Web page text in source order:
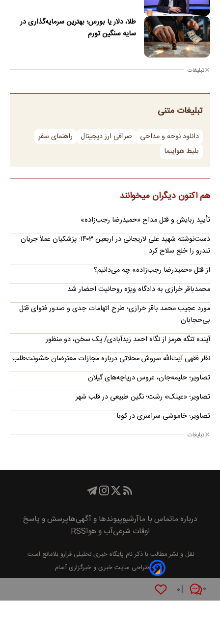
۰ ۰
طلا، دلار یا بورس؛ بهترین سرمایه‌گذاری در
سایه سنگین تورم
تبلیغات
تبلیغات متنی
دانلود نوحه و مداحی صرافی ارز دیجیتال
راهنمای سفر
بلیط هواپیما
هم اکنون دیگران میخوانند
تأیید ربایش و قتل مداح «حمیدرضا رجب‌زاده»
دست‌نوشته شهید علی لاریجانی در اربعین ۱۴۰۳: پزشکیان عملاً جریان
تندرو را خلع سلاح کرد
از قتل «حمیدرضا رجب‌زاده» چه می‌دانیم؟
محمدباقر خرازی به دادگاه ویژه روحانیت احضار شد
مورد عجیب محمد باقر خرازی؛ طرح اتهامات جدی و صدور فتوای قتل
بی‌حجابان
آینده تنگه هرمز از نگاه احمد زیدآبادی/ یک سخن، دو منظور
نظر فقهی آیت‌الله سروش محلاتی درباره مجازات معترضان خشونت‌طلب
تصاویر؛ حلیمه‌جان، عروس دریاچه‌های گیلان
تصاویر؛ «عینک» رشت؛ نگین طبیعی در قلب شهر
تصاویر؛ خاموشی سراسری در کوبا
تبلیغات
درباره ماتماس با ماآرشیوپیوند‌ها و آگهی‌هاپرسش و پاسخ
اوقات شرعیآب و هواRSS
نقل و نشر مطالب با ذکر نام پايگاه خبری تحليلی فراروبلامانع است.
طراحی سایت خبری و خبرگزاری آسام